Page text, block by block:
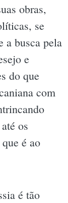
obras,
se
a busca pela
e
do que
com
os
é ao
é tão